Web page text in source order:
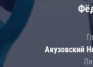
Акузовский